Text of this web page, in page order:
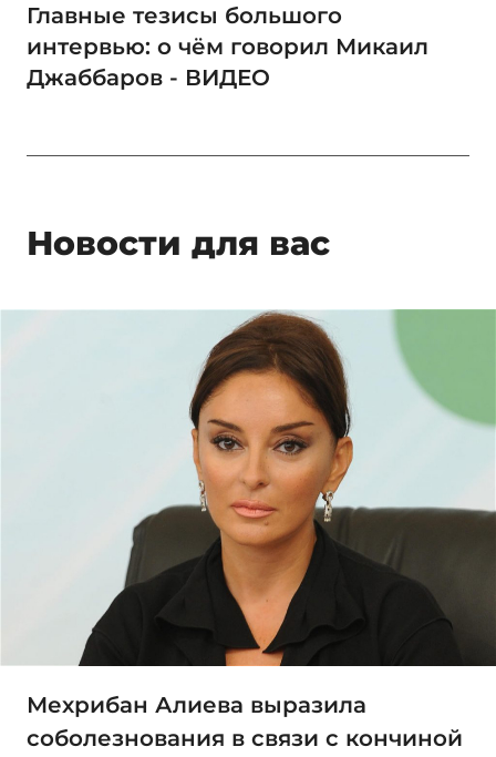
Главные тезисы большого
интервью: о чём говорил Микаил
Джаббаров - ВИДЕО
Новости для вас
Мехрибан Алиева выразила
соболезнования в связи с кончиной